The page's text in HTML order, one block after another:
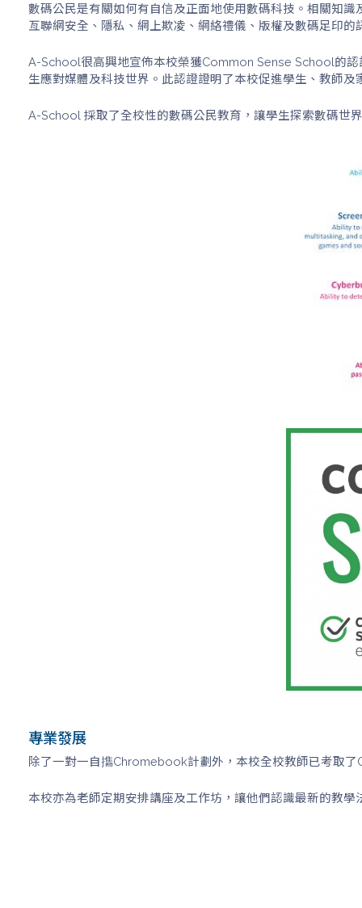
數碼公民是有關如何有自信及正面地使用數碼科技。相關知
亙聯網安全、隱私、網上欺凌、網絡禮儀、版權及數碼足印的
A-School很高興地宣佈本校榮獲Common Sense School的
生應對媒體及科技世界。此認證證明了本校促進學生、教師
A-School 採取了全校性的數碼公民教育，讓學生探索數碼世
專業發展
除了一對一自㩦Chromebook計劃外，本校全校教師已考取
本校亦為老師定期安排講座及工作坊，讓他們認識最新的教